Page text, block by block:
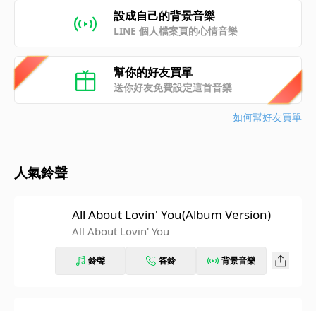
設成自己的背景音樂
LINE 個人檔案頁的心情音樂
幫你的好友買單
送你好友免費設定這首音樂
如何幫好友買單
人氣鈴聲
All About Lovin' You(Album Version)
All About Lovin' You
鈴聲 答鈴 背景音樂